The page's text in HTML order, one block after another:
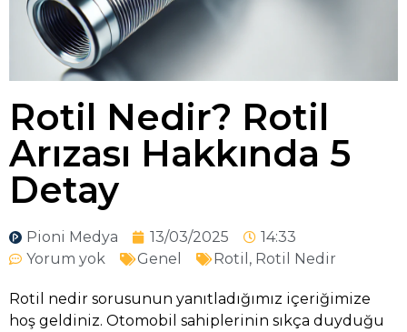
Rotil Nedir? Rotil
Arızası Hakkında 5
Detay
Pioni Medya 13/03/2025
14:33
Yorum yok
Genel Rotil , Rotil Nedir
Rotil nedir sorusunun yanıtladığımız içeriğimize
hoş geldiniz. Otomobil sahiplerinin sıkça duyduğu